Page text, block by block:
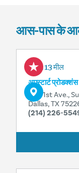
आस-पास के
0.13 मील
अपस्टार्ट प्रोडक्शंस
842 1st Ave.,
Dallas, TX
(214) 226-